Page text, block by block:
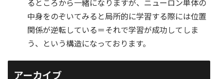
るところから一緒になりますが、ニューロン単体の
中身をのぞいてみると局所的に学習する際には位置
関係が逆転している＝それで学習が成功してしま
う、という構造になっております。
アーカイブ